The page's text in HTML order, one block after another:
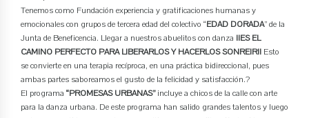
Tenemos como Fundación experiencia y gratificaciones humanas y
emocionales con grupos de tercera edad del colectivo “EDAD DORADA” de la
Junta de Beneficencia. Llegar a nuestros abuelitos con danza ¡¡ES EL
CAMINO PERFECTO PARA LIBERARLOS Y HACERLOS SONREIR!! Esto
se convierte en una terapia recíproca, en una práctica bidireccional, pues
ambas partes saboreamos el gusto de la felicidad y satisfacción.?
El programa “PROMESAS URBANAS”incluye a chicos de la calle con arte
para la danza urbana. De este programa han salido grandes talentos y luego